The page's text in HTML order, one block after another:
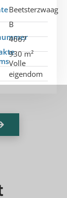
Beetsterzwaag
B
4667
930 m²
Volle
eigendom